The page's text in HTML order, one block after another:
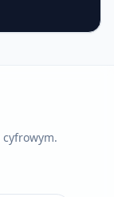
cyfrowym.